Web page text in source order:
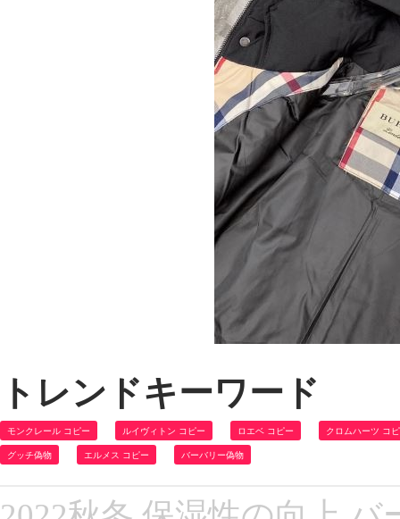
トレンドキーワード
モンクレール コピー ルイヴィトン コピー ロエベ コピー クロムハーツ コ
グッチ偽物 エルメス コピー バーバリー偽物